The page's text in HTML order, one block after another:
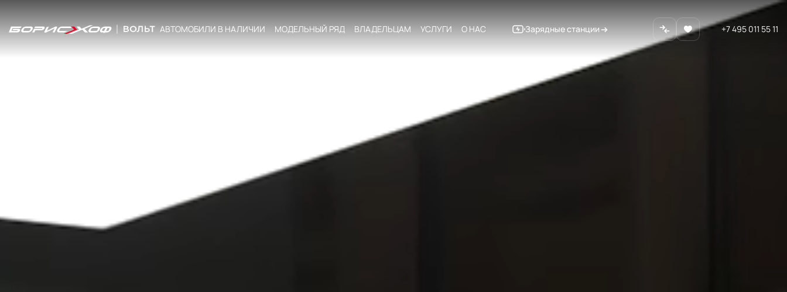
АВТОМОБИЛИ В НАЛИЧИИ МОДЕЛЬНЫЙ РЯД ВЛАДЕЛЬЦАМ УСЛУГИ О НАС Зарядные станции +7 495 011 55 11